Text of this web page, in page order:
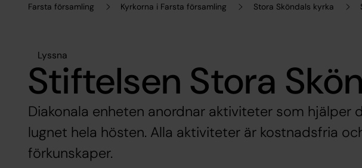
Farsta församling Kyrkorna i Farsta församling Stora Sköndals kyrka
Lyssna
Stiftelsen Stora
Diakonala enheten anordnar aktiviteter som hjälper
lugnet hela hösten. Alla aktiviteter är kostnadsfria
förkunskaper.